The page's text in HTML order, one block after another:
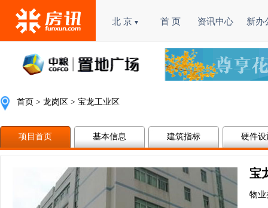
北 京 ▼ 首 页 资讯中心 新办
首页 > 龙岗区 > 宝龙工业区
项目首页 基本信息 建筑指标 硬件设
宝
物业